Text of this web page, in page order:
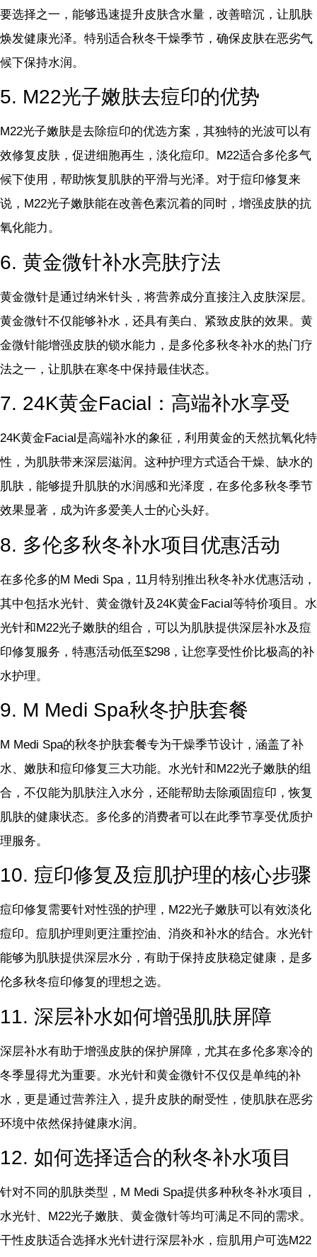
要选择之一，能够迅速提升皮肤含水量，改善暗沉，让肌肤
焕发健康光泽。特别适合秋冬干燥季节，确保皮肤在恶劣气
候下保持水润。
5. M22光子嫩肤去痘印的优势
M22光子嫩肤是去除痘印的优选方案，其独特的光波可以有
效修复皮肤，促进细胞再生，淡化痘印。M22适合多伦多气
候下使用，帮助恢复肌肤的平滑与光泽。对于痘印修复来
说，M22光子嫩肤能在改善色素沉着的同时，增强皮肤的抗
氧化能力。
6. 黄金微针补水亮肤疗法
黄金微针是通过纳米针头，将营养成分直接注入皮肤深层。
黄金微针不仅能够补水，还具有美白、紧致皮肤的效果。黄
金微针能增强皮肤的锁水能力，是多伦多秋冬补水的热门疗
法之一，让肌肤在寒冬中保持最佳状态。
7. 24K黄金Facial：高端补水享受
24K黄金Facial是高端补水的象征，利用黄金的天然抗氧化特
性，为肌肤带来深层滋润。这种护理方式适合干燥、缺水的
肌肤，能够提升肌肤的水润感和光泽度，在多伦多秋冬季节
效果显著，成为许多爱美人士的心头好。
8. 多伦多秋冬补水项目优惠活动
在多伦多的M Medi Spa，11月特别推出秋冬补水优惠活动，
其中包括水光针、黄金微针及24K黄金Facial等特价项目。水
光针和M22光子嫩肤的组合，可以为肌肤提供深层补水及痘
印修复服务，特惠活动低至$298，让您享受性价比极高的补
水护理。
9. M Medi Spa秋冬护肤套餐
M Medi Spa的秋冬护肤套餐专为干燥季节设计，涵盖了补
水、嫩肤和痘印修复三大功能。水光针和M22光子嫩肤的组
合，不仅能为肌肤注入水分，还能帮助去除顽固痘印，恢复
肌肤的健康状态。多伦多的消费者可以在此季节享受优质护
理服务。
10. 痘印修复及痘肌护理的核心步骤
痘印修复需要针对性强的护理，M22光子嫩肤可以有效淡化
痘印。痘肌护理则更注重控油、消炎和补水的结合。水光针
能够为肌肤提供深层水分，有助于保持皮肤稳定健康，是多
伦多秋冬痘印修复的理想之选。
11. 深层补水如何增强肌肤屏障
深层补水有助于增强皮肤的保护屏障，尤其在多伦多寒冷的
冬季显得尤为重要。水光针和黄金微针不仅仅是单纯的补
水，更是通过营养注入，提升皮肤的耐受性，使肌肤在恶劣
环境中依然保持健康水润。
12. 如何选择适合的秋冬补水项目
针对不同的肌肤类型，M Medi Spa提供多种秋冬补水项目，
水光针、M22光子嫩肤、黄金微针等均可满足不同的需求。
干性皮肤适合选择水光针进行深层补水，痘肌用户可选M22